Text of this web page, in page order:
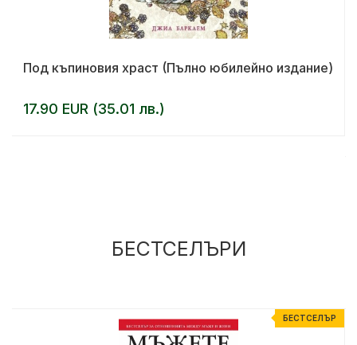
Под къпиновия храст (Пълно юбилейно издание)
17.90 EUR (35.01 лв.)
БЕСТСЕЛЪРИ
БЕСТСЕЛЪР